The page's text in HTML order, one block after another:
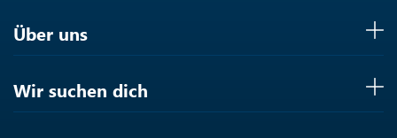
Über uns
Wir suchen dich